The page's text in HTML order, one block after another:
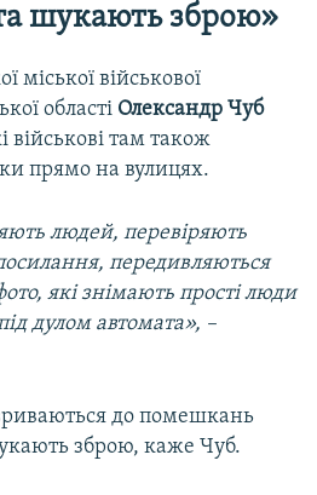
шукають зброю»
міської військової
області Олександр Чуб
військові там також
прямо на вулицях.
людей, перевіряють
передивляються
які знімають прості люди
дулом автомата», –
до помешкань
зброю, каже Чуб.